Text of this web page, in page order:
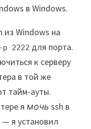
в Windows.
из Windows на
-p 2222 для порта.
к серверу
в той же
тайм-ауты.
я мочь ssh в
я установил